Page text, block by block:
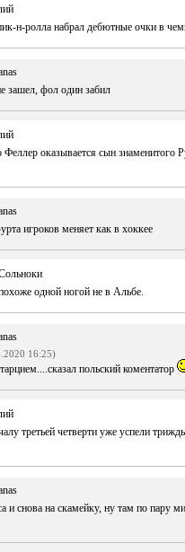
н-ролла набрал дебютные очки в
зашел, фол один забил
оказывается сын знаменитого
игроков меняет как в хоккее
одной ногой не в Альбе.
16:25)
польский коментатор
третьей четверти уже успели
снова на скамейку, ну там по пару